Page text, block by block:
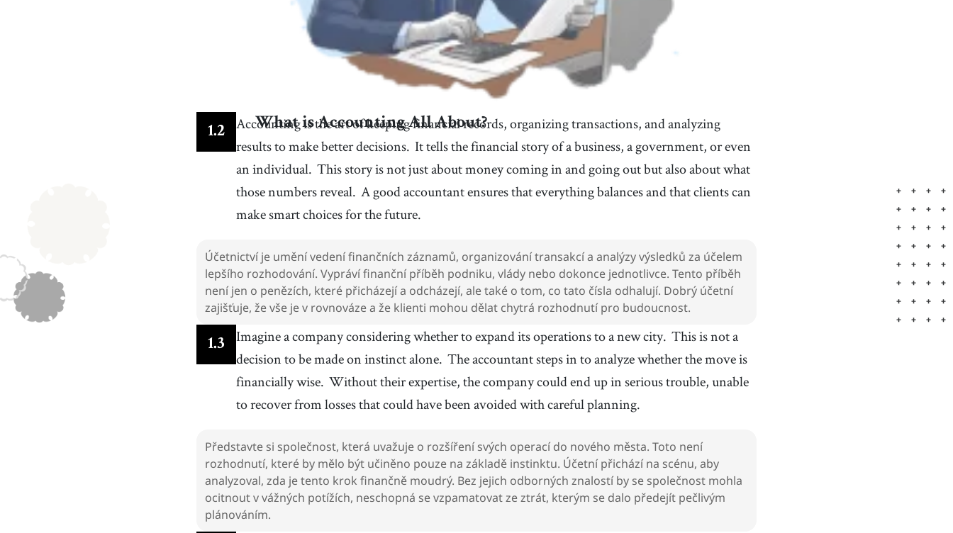
What is Accounting All About?
1.2
Accounting is the art of keeping financial records, organizing transactions, and analyzing
results to make better decisions. It tells the financial story of a business, a government, or even
an individual. This story is not just about money coming in and going out but also about what
those numbers reveal. A good accountant ensures that everything balances and that clients can
make smart choices for the future.
Účetnictví je umění vedení finančních záznamů, organizování transakcí a analýzy výsledků za účelem
lepšího rozhodování. Vypráví finanční příběh podniku, vlády nebo dokonce jednotlivce. Tento příběh
není jen o penězích, které přicházejí a odcházejí, ale také o tom, co tato čísla odhalují. Dobrý účetní
zajišťuje, že vše je v rovnováze a že klienti mohou dělat chytrá rozhodnutí pro budoucnost.
1.3 Imagine a company considering whether to expand its operations to a new city. This is not a
decision to be made on instinct alone. The accountant steps in to analyze whether the move is
financially wise. Without their expertise, the company could end up in serious trouble, unable
to recover from losses that could have been avoided with careful planning.
Představte si společnost, která uvažuje o rozšíření svých operací do nového města. Toto není
rozhodnutí, které by mělo být učiněno pouze na základě instinktu. Účetní přichází na scénu, aby
analyzoval, zda je tento krok finančně moudrý. Bez jejich odborných znalostí by se společnost mohla
ocitnout v vážných potížích, neschopná se vzpamatovat ze ztrát, kterým se dalo předejít pečlivým
plánováním.